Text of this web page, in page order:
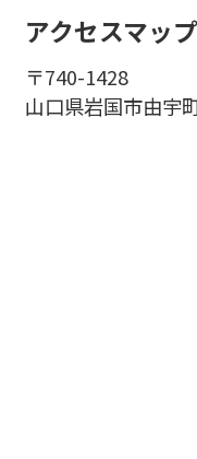
アクセスマップ
〒740-1428
山口県岩国市由宇